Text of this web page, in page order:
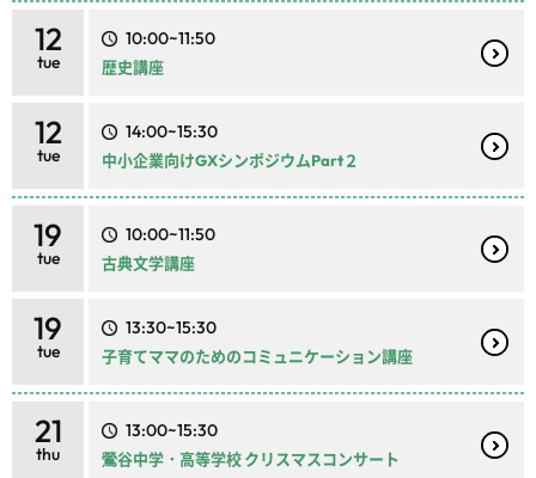
12
tue
10:00~11:50
歴史講座
12
tue
14:00~15:30
中小企業向けGXシンポジウムPart２
19
tue
10:00~11:50
古典文学講座
19
tue
13:30~15:30
子育てママのためのコミュニケーション講座
21
thu
13:00~15:30
鶯谷中学・高等学校 クリスマスコンサート